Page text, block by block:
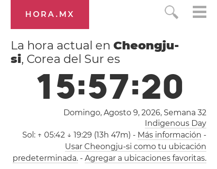
HORA.MX
La hora actual enCheongju-
si, Corea del Sur es
15:57:20
Domingo, Agosto 9, 2026, Semana 32
Indigenous Day
Sol: ↑ 05:42 ↓ 19:29 (13h 47m) - Más información -
Usar Cheongju-si como tu ubicación
predeterminada.- Agregar a ubicaciones favoritas.